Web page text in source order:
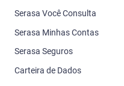
Serasa Você Consulta
Serasa Minhas Contas
Serasa Seguros
Carteira de Dados